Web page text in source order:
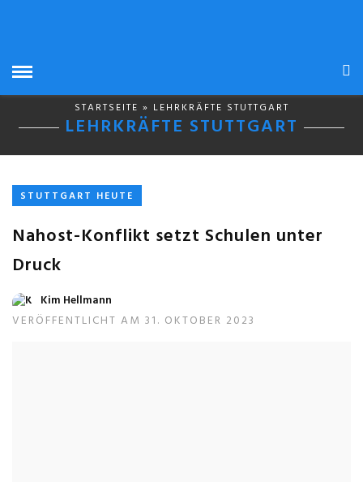
STARTSEITE » LEHRKRÄFTE STUTTGART
LEHRKRÄFTE STUTTGART
STUTTGART HEUTE
Nahost-Konflikt setzt Schulen unter
Druck
Kim Hellmann
VERÖFFENTLICHT AM 31. OKTOBER 2023